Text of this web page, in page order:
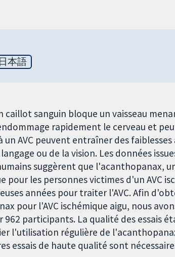
日本語
caillot sanguin bloque un vaisseau
rapidement le cerveau et
AVC peuvent entraîner des faiblesses
ou de la vision. Les données
suggèrent que l'acanthopanax,
les personnes victimes d'un AVC
années pour traiter l'AVC. Afin
pour l'AVC ischémique aigu, nous
962 participants. La qualité des essais
l'utilisation régulière de
essais de haute qualité sont